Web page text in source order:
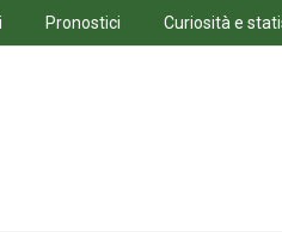
Pronostici Curiosità e